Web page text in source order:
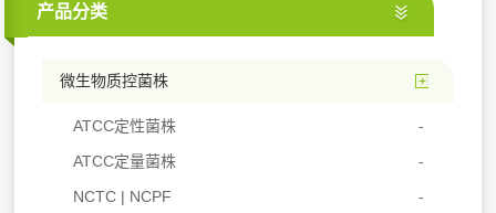
产品分类
微生物质控菌株
ATCC定性菌株
ATCC定量菌株
NCTC | NCPF